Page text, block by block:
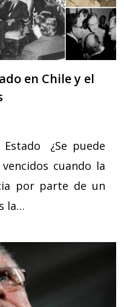
en Chile y el
¿Se puede
cuando la
por parte de un
la…